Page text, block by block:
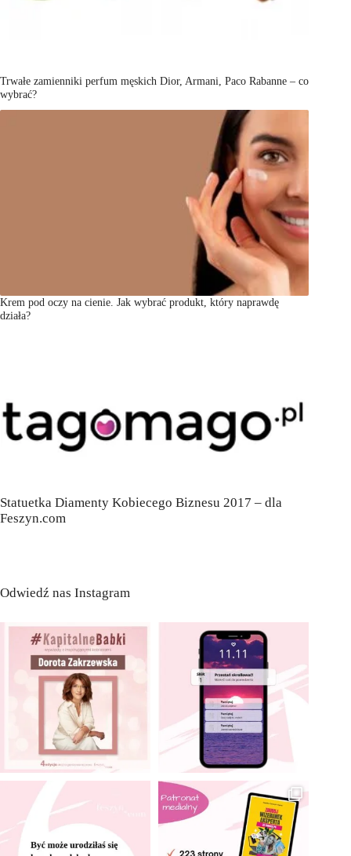
Trwałe zamienniki perfum męskich Dior, Armani, Paco Rabanne – co
wybrać?
Krem pod oczy na cienie. Jak wybrać produkt, który naprawdę
działa?
Statuetka Diamenty Kobiecego Biznesu 2017 – dla
Feszyn.com
Odwiedź nas Instagram